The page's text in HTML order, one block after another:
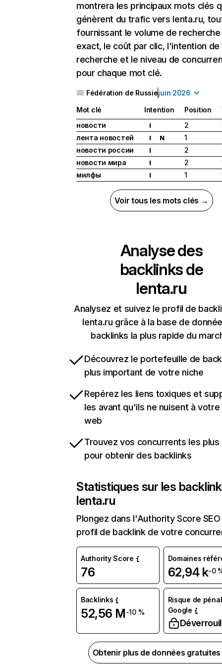
montrera les principaux mots clés
génèrent du trafic vers lenta.ru,
fournissant le volume de recherche
exact, le coût par clic, l'intention de
recherche et le niveau de
pour chaque mot clé.
Fédération de Russiejuin 2026
Mot clé Intention Position
новости
I 2
лента новостей
I N 1
новости россии
I 2
новости мира
I 2
милфы
I 1
Voir tous les mots clés →
Analyse des
backlinks de
lenta.ru
Analysez et suivez le profil de
lenta.ru grâce à la base de
backlinks la plus rapide du
Découvrez le portefeuille de
plus important de votre niche
Repérez les liens toxiques et
les avant qu'ils ne nuisent à
web
Trouvez vos concurrents les
pour obtenir des backlinks
Statistiques sur les
lenta.ru
Plongez dans l'Authority Score
profil de backlink de votre
Authority Score
76
Domaines
62,94 k-0
Backlinks
52,56 M-10 %
Risque de
Google
Obtenir plus de données